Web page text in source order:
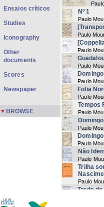
Nº 1
Paulo
Paulo
Paulo
Paulo
Paulo
Folia
Paulo
Tempos
Paulo
Paulo
Paulo
Não
Paulo
Trilha
Paulo
Tarde
Ensaios críticos
Studies
Iconography
Other
documents
Scores
Newspaper
BROWSE